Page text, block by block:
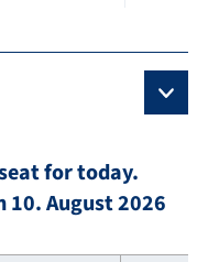
for today.
10. August 2026